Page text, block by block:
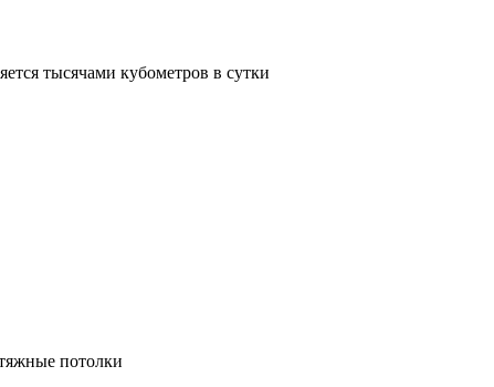
тысячами кубометров в сутки
потолки